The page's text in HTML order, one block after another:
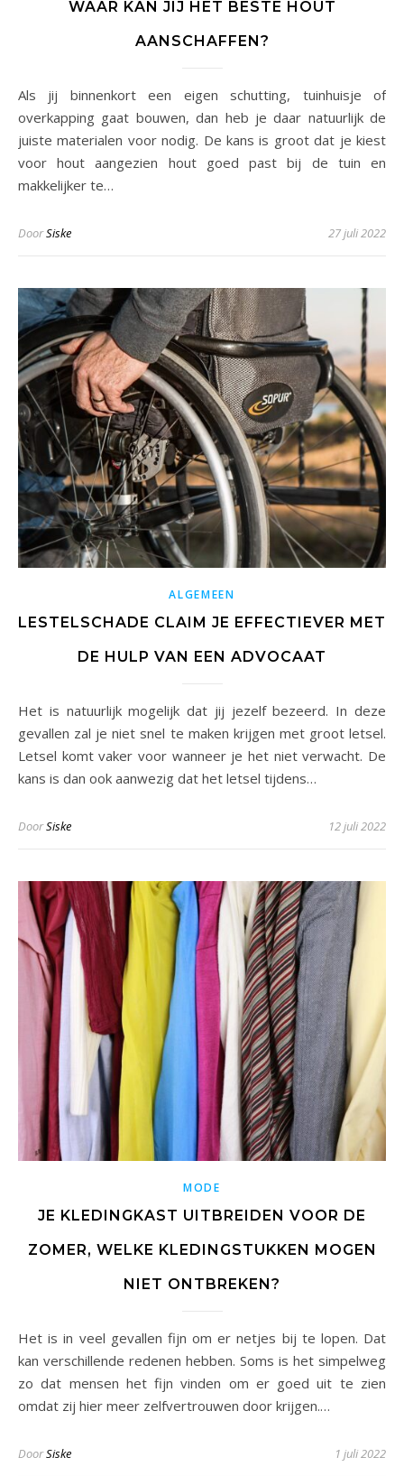
WAAR KAN JIJ HET BESTE HOUT
AANSCHAFFEN?
Als jij binnenkort een eigen schutting, tuinhuisje of
overkapping gaat bouwen, dan heb je daar natuurlijk de
juiste materialen voor nodig. De kans is groot dat je kiest
voor hout aangezien hout goed past bij de tuin en
makkelijker te…
DoorSiske 27 juli 2022
ALGEMEEN
LESTELSCHADE CLAIM JE EFFECTIEVER MET
DE HULP VAN EEN ADVOCAAT
Het is natuurlijk mogelijk dat jij jezelf bezeerd. In deze
gevallen zal je niet snel te maken krijgen met groot letsel.
Letsel komt vaker voor wanneer je het niet verwacht. De
kans is dan ook aanwezig dat het letsel tijdens…
DoorSiske 12 juli 2022
MODE
JE KLEDINGKAST UITBREIDEN VOOR DE
ZOMER, WELKE KLEDINGSTUKKEN MOGEN
NIET ONTBREKEN?
Het is in veel gevallen fijn om er netjes bij te lopen. Dat
kan verschillende redenen hebben. Soms is het simpelweg
zo dat mensen het fijn vinden om er goed uit te zien
omdat zij hier meer zelfvertrouwen door krijgen.…
DoorSiske 1 juli 2022